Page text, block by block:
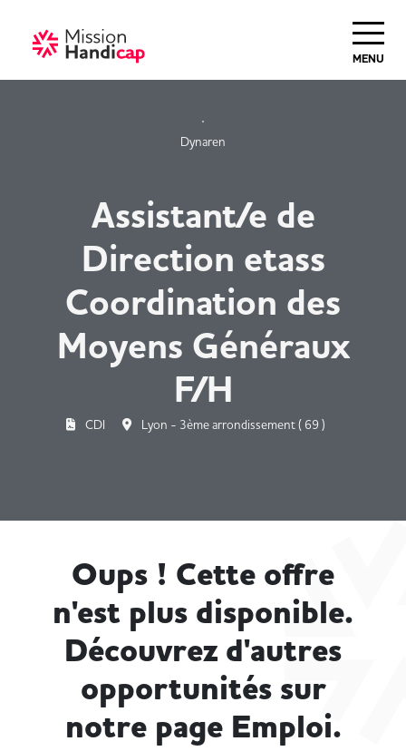
MENU
Dynaren
Assistant/e de
Direction etass
Coordination des
Moyens Généraux
F/H
CDI Lyon - 3ème arrondissement ( 69 )
Oups ! Cette offre
n'est plus disponible.
Découvrez d'autres
opportunités sur
notre page Emploi.